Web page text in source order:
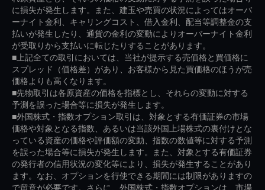
に損失が発生します。また、建玉や売買の状況によってはオーバ
ーナイト金利、キャリングコスト、借入金利、配当等調整金の支
払いが発生したり、通貨の金利の変動によりオーバーナイト金利
が受取りから支払いに転じたりすることがあります。
■上記全ての取引においては、当社が提示する売価格と買価格に
スプレッド（価格差）があり、お客様から見た買価格のほうが売
価格よりも高くなります。
■先物取引は各原資産の価格を指標とし、それらの変動に対する
予測を誤った場合等に損失が発生します。
■外国株式・指数オプション取引は、対象とする有価証券の市場
価格や対象となる指数、あるいは当該外国上場株式の裏付けとな
っている資産の価格や評価額の変動、指数の数値等に対する予測
を誤った場合等に損失が発生します。また、対象とする有価証券
の発行者の信用状況の変化等により、損失が発生することがあり
ます。なお、オプションを行使できる期間には制限がありますの
で留意が必要です。さらに、外国株式・指数オプションは、市場